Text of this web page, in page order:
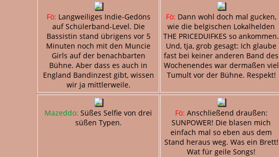
Fö: Langweiliges Indie-Gedöns
auf Schülerband-Level. Die
Bassistin stand übrigens vor 5
Minuten noch mit den Muncie
Girls auf der benachbarten
Bühne. Aber dass es auch in
England Bandinzest gibt, wissen
wir ja mittlerweile.
Fö: Dann wohl doch mal gucken,
wie die belgischen Lokalhelden
THE PRICEDUIFKES so ankommen.
Und, tja, grob gesagt: Ich glaube
fast bei keiner anderen Band des
Wochenendes war dermaßen viel
Tumult vor der Bühne. Respekt!
Mazeddo: Süßes Selfie von drei
süßen Typen.
Fö: Anschließend draußen:
SUNPOWER! Die blasen mich
einfach mal so eben aus dem
Stand heraus weg. Was ein Brett!
Wat für geile Songs!